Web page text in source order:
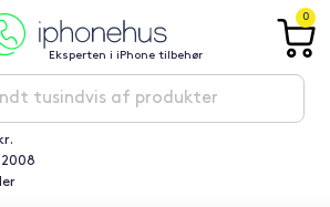
Eksperten i iPhone tilbehør
0